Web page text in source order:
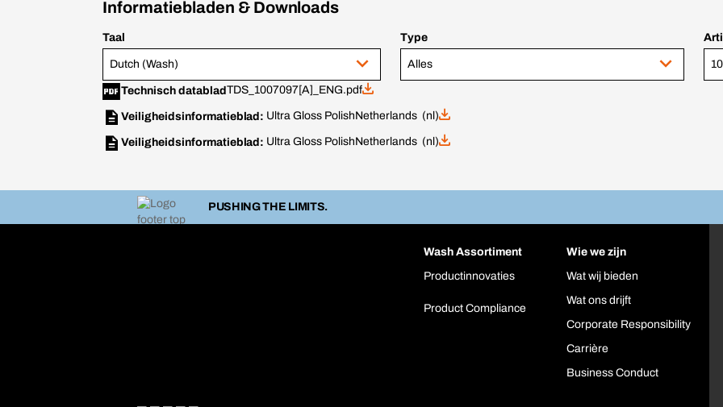
Informatiebladen & Downloads
Taal
Dutch (Wash)
Type
Alles
Technisch datablad TDS_1007097[A]_ENG.pdf
Veiligheidsinformatieblad: Ultra Gloss PolishNetherlands (nl)
Veiligheidsinformatieblad: Ultra Gloss PolishNetherlands (nl)
PUSHING THE LIMITS.
Wash Assortiment
Productinnovaties
Product Compliance
Wie we zijn
Wat wij bieden
Wat ons drijft
Corporate Responsibility
Carrière
Business Conduct